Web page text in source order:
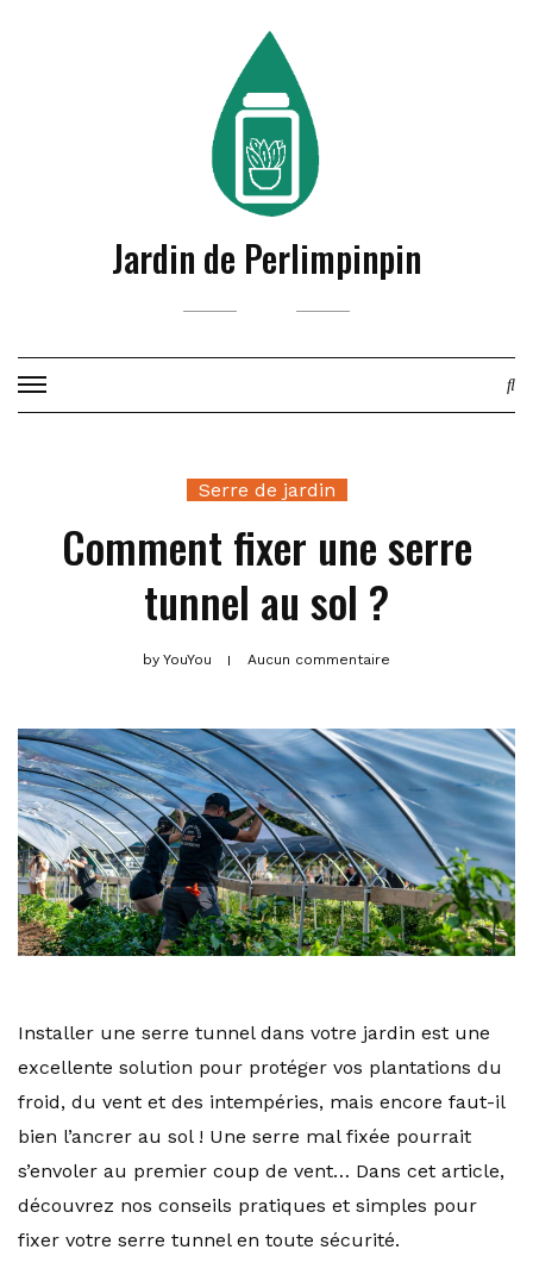
Jardin de Perlimpinpin
Serre de jardin
Comment fixer une serre
tunnel au sol ?
by YouYou Aucun commentaire
Installer une serre tunnel dans votre jardin est une
excellente solution pour protéger vos plantations du
froid, du vent et des intempéries, mais encore faut-il
bien l’ancrer au sol ! Une serre mal fixée pourrait
s’envoler au premier coup de vent… Dans cet article,
découvrez nos conseils pratiques et simples pour
fixer votre serre tunnel en toute sécurité.